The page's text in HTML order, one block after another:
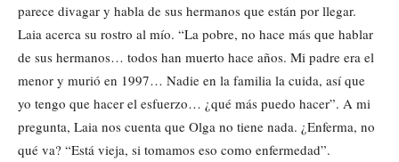
parece divagar y habla de sus hermanos que están por llegar.
Laia acerca su rostro al mío. “La pobre, no hace más que hablar
de sus hermanos… todos han muerto hace años. Mi padre era el
menor y murió en 1997… Nadie en la familia la cuida, así que
yo tengo que hacer el esfuerzo… ¿qué más puedo hacer”. A mi
pregunta, Laia nos cuenta que Olga no tiene nada. ¿Enferma, no
qué va? “Está vieja, si tomamos eso como enfermedad”.